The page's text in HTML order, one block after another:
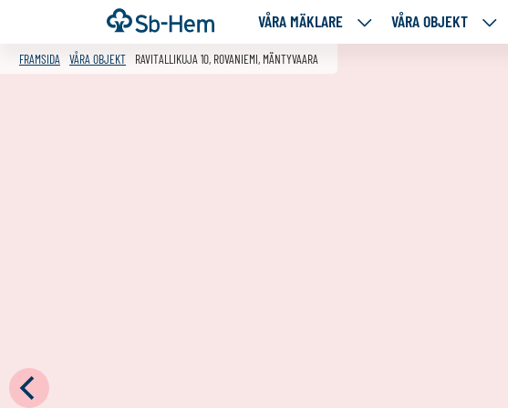
Till
innehållet
Framsida VÅRA MÄKLARE
VÅRA VÅRA OBJEKT
VÅRA
FRAMSIDA VÅRA OBJEKT RAVITALLIKUJA 10, ROVANIEMI, MÄNTYVAARA